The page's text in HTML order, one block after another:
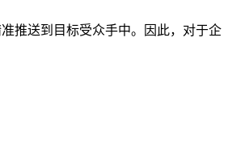
推送到目标受众手中。因此，对于企